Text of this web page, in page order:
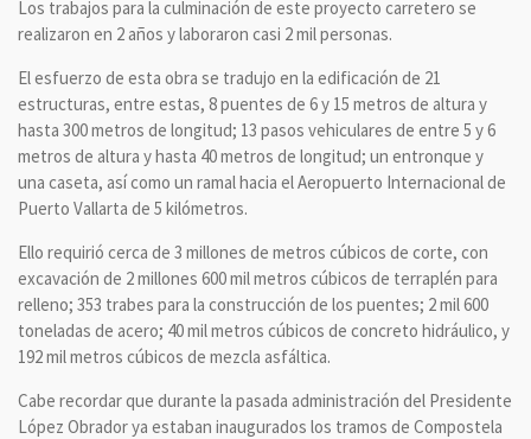
Los trabajos para la culminación de este proyecto carretero se
realizaron en 2 años y laboraron casi 2 mil personas.
El esfuerzo de esta obra se tradujo en la edificación de 21
estructuras, entre estas, 8 puentes de 6 y 15 metros de altura y
hasta 300 metros de longitud; 13 pasos vehiculares de entre 5 y 6
metros de altura y hasta 40 metros de longitud; un entronque y
una caseta, así como un ramal hacia el Aeropuerto Internacional de
Puerto Vallarta de 5 kilómetros.
Ello requirió cerca de 3 millones de metros cúbicos de corte, con
excavación de 2 millones 600 mil metros cúbicos de terraplén para
relleno; 353 trabes para la construcción de los puentes; 2 mil 600
toneladas de acero; 40 mil metros cúbicos de concreto hidráulico, y
192 mil metros cúbicos de mezcla asfáltica.
Cabe recordar que durante la pasada administración del Presidente
López Obrador ya estaban inaugurados los tramos de Compostela